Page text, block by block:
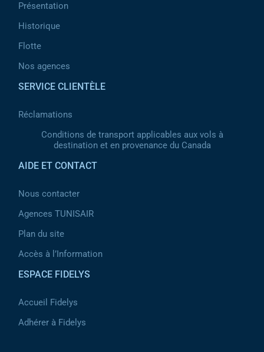
Présentation
Historique
Flotte
Nos agences
SERVICE CLIENTÈLE
Réclamations
Conditions de transport applicables aux vols à
destination et en provenance du Canada
AIDE ET CONTACT
Nous contacter
Agences TUNISAIR
Plan du site
Accès à l’Information
ESPACE FIDELYS
Accueil Fidelys
Adhérer à Fidelys